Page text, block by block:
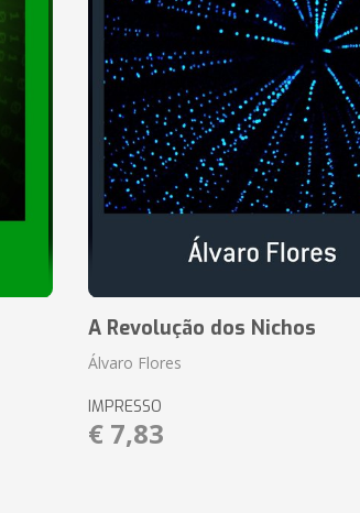
A Revolução dos Nichos
Álvaro Flores
IMPRESSO
€ 7,83